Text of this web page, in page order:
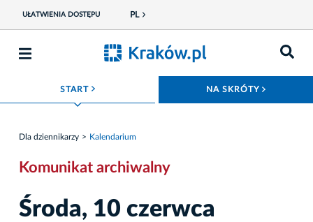
UŁATWIENIA DOSTĘPU PL
START ROZWIŃ MENU NA SKRÓTY
Dla dziennikarzy Kalendarium
Komunikat archiwalny
Środa, 10 czerwca